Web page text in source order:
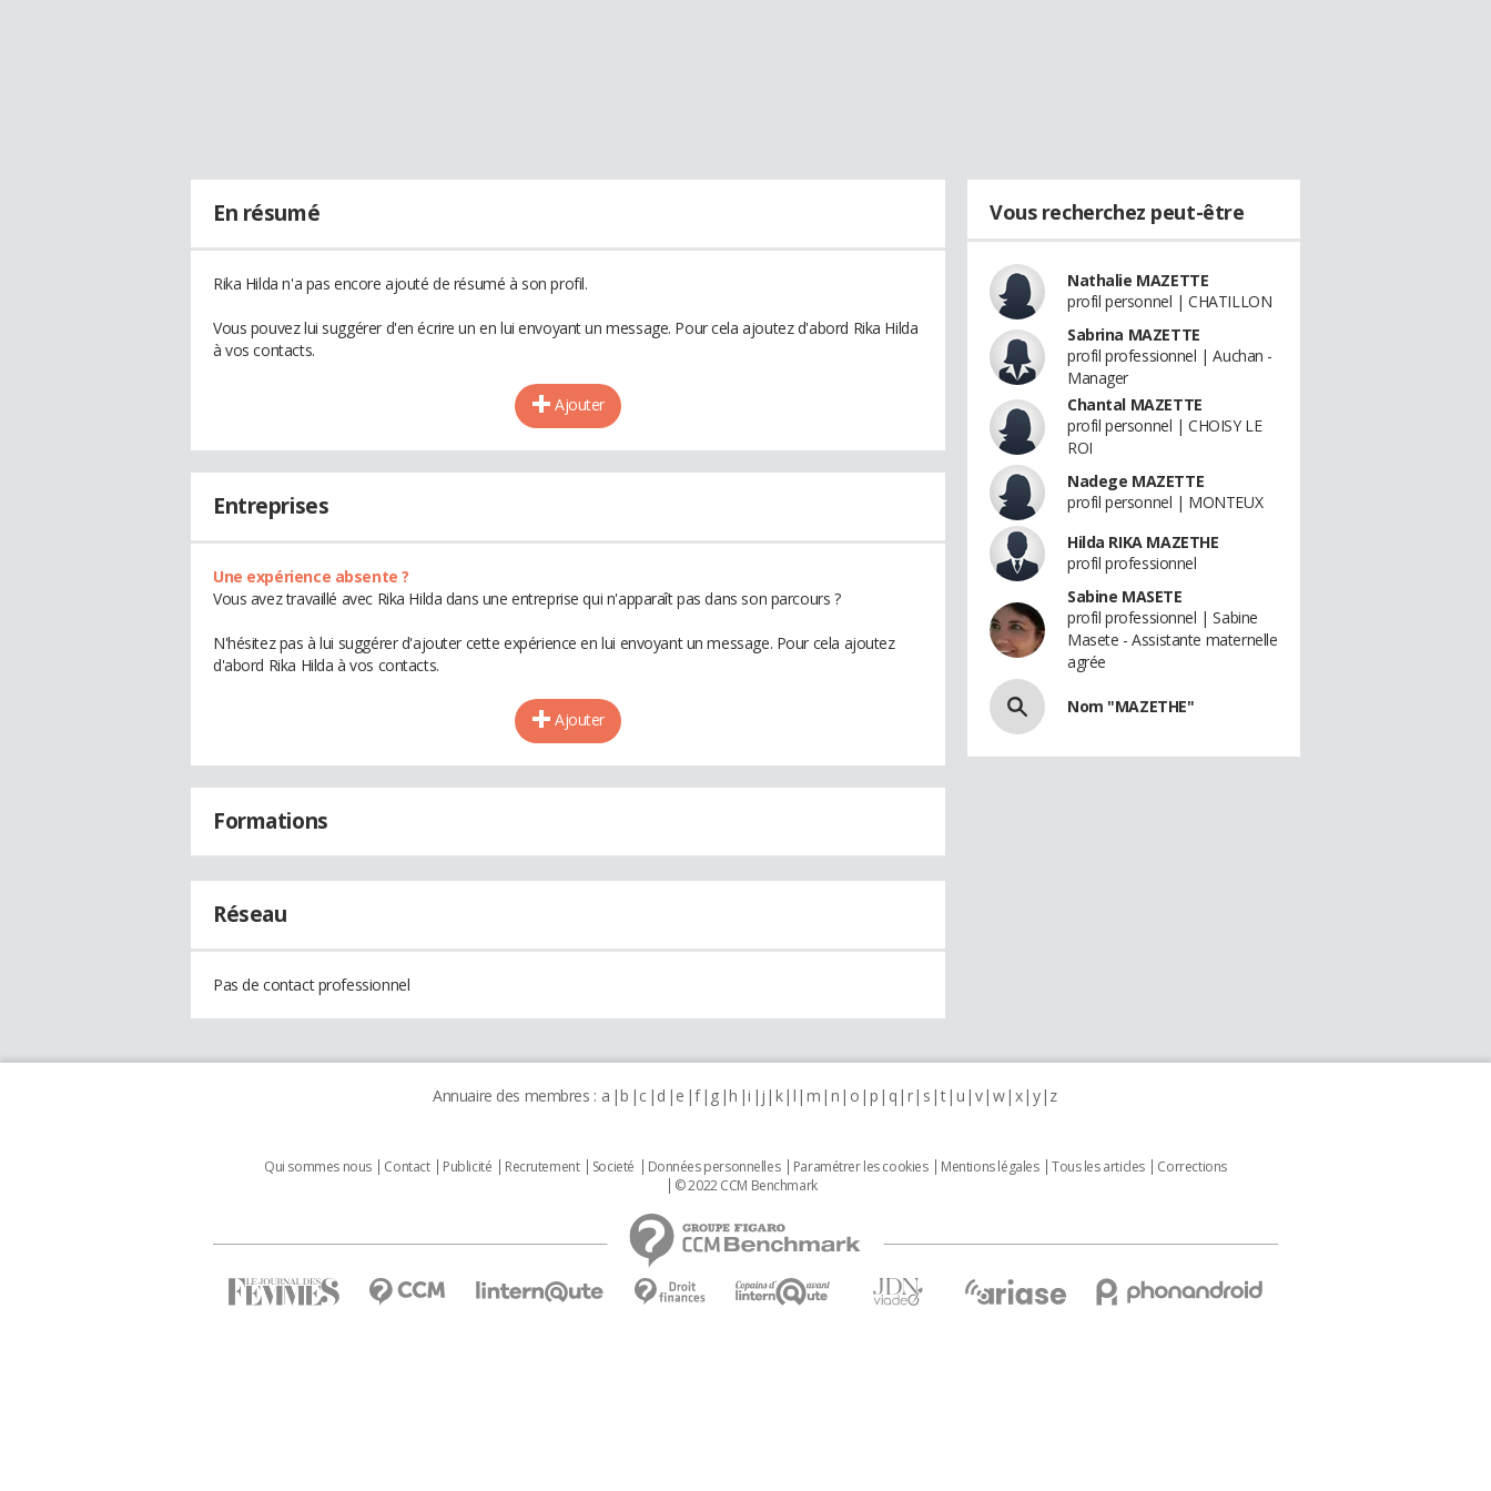
En résumé
Rika Hilda n'a pas encore ajouté de résumé à son profil.
Vous pouvez lui suggérer d'en écrire un en lui envoyant un message. Pour cela ajoutez d'abord Rika Hilda
à vos contacts.
Ajouter
Entreprises
Une expérience absente ?
Vous avez travaillé avec Rika Hilda dans une entreprise qui n'apparaît pas dans son parcours ?
N'hésitez pas à lui suggérer d'ajouter cette expérience en lui envoyant un message. Pour cela ajoutez
d'abord Rika Hilda à vos contacts.
Ajouter
Formations
Réseau
Pas de contact professionnel
Vous recherchez peut-être
Nathalie MAZETTE
profil personnel | CHATILLON
Sabrina MAZETTE
profil professionnel | Auchan -
Manager
Chantal MAZETTE
profil personnel | CHOISY LE
ROI
Nadege MAZETTE
profil personnel | MONTEUX
Hilda RIKA MAZETHE
profil professionnel
Sabine MASETE
profil professionnel | Sabine
Masete - Assistante maternelle
agrée
Nom "MAZETHE"
Annuaire des membres : a b c d e f g h i j k l m n o p q r s t u v w x y z
Qui sommes nous Contact Publicité Recrutement Societé Données personnelles Paramétrer les cookies Mentions légales Tous les articles
Corrections
© 2022 CCM Benchmark